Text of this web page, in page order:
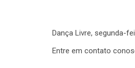
Dança Livre, segunda-
Entre em contato